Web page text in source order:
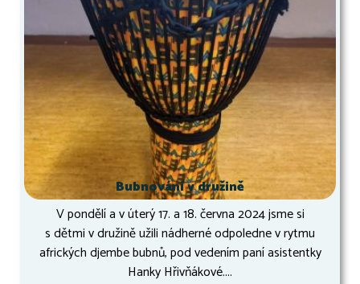
Bubnování v družině
V pondělí a v úterý 17. a 18. června 2024 jsme si
s dětmi v družině užili nádherné odpoledne v rytmu
afrických djembe bubnů, pod vedením paní asistentky
Hanky Hřivňákové....